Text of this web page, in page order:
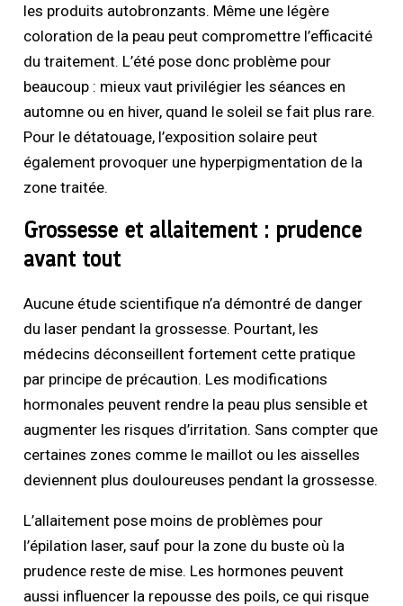
les produits autobronzants. Même une légère
coloration de la peau peut compromettre l’efficacité
du traitement. L’été pose donc problème pour
beaucoup : mieux vaut privilégier les séances en
automne ou en hiver, quand le soleil se fait plus rare.
Pour le détatouage, l’exposition solaire peut
également provoquer une hyperpigmentation de la
zone traitée.
Grossesse et allaitement : prudence
avant tout
Aucune étude scientifique n’a démontré de danger
du laser pendant la grossesse. Pourtant, les
médecins déconseillent fortement cette pratique
par principe de précaution. Les modifications
hormonales peuvent rendre la peau plus sensible et
augmenter les risques d’irritation. Sans compter que
certaines zones comme le maillot ou les aisselles
deviennent plus douloureuses pendant la grossesse.
L’allaitement pose moins de problèmes pour
l’épilation laser, sauf pour la zone du buste où la
prudence reste de mise. Les hormones peuvent
aussi influencer la repousse des poils, ce qui risque